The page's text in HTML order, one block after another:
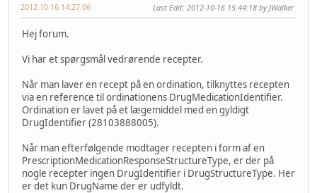
2012-10-16 14:27:06 Last Edit: 2012-10-16 15:44:18 by JWalker
Hej forum.
Vi har et spørgsmål vedrørende recepter.
Når man laver en recept på en ordination, tilknyttes recepten
via en reference til ordinationens DrugMedicationIdentifier.
Ordination er lavet på et lægemiddel med en gyldigt
DrugIdentifier (28103888005).
Når man efterfølgende modtager recepten i form af en
PrescriptionMedicationResponseStructureType, er der på
nogle recepter ingen DrugIdentifier i DrugStructureType. Her
er det kun DrugName der er udfyldt.